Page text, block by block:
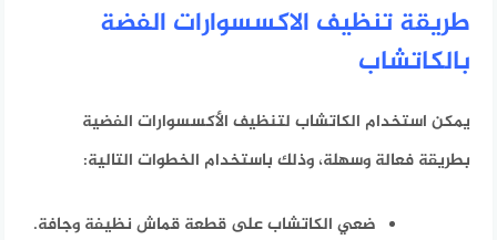
طريقة تنظيف الاكسسوارات الفضة
بالكاتشاب
يمكن استخدام الكاتشاب لتنظيف الأكسسوارات الفضية
بطريقة فعالة وسهلة، وذلك باستخدام الخطوات التالية:
ضعي الكاتشاب على قطعة قماش نظيفة وجافة.